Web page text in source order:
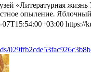
«Литературная жизнь
опыление.
07T15:54:00+03:00 https://